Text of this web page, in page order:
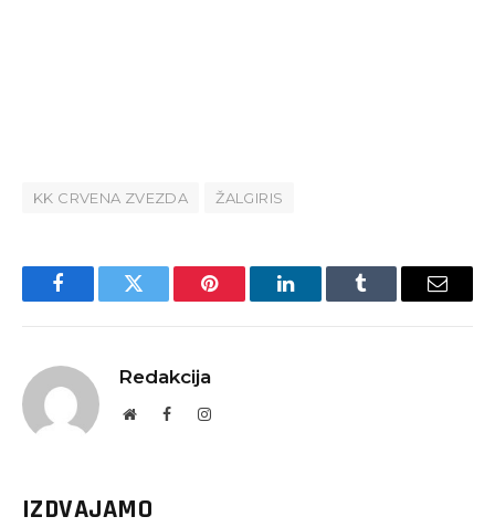
KK CRVENA ZVEZDA ŽALGIRIS
FacebookTwitter Pinterest LinkedInTumblr Email
Redakcija
WebsiteFacebookInstagram
IZDVAJAMO